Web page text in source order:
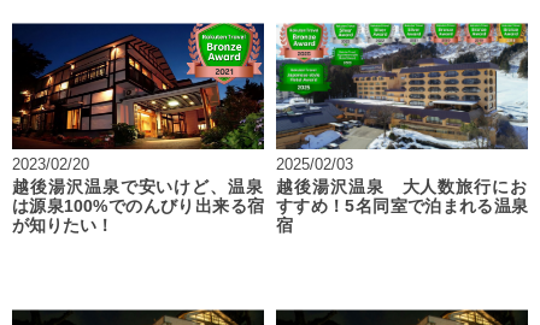
2023/02/20
越後湯沢温泉で安いけど、温泉
は源泉100%でのんびり出来る宿
が知りたい！
2025/02/03
越後湯沢温泉 大人数旅行にお
すすめ！5名同室で泊まれる温泉
宿